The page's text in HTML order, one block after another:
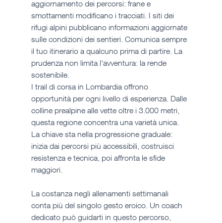
aggiornamento dei percorsi: frane e
smottamenti modificano i tracciati. I siti dei
rifugi alpini pubblicano informazioni aggiornate
sulle condizioni dei sentieri. Comunica sempre
il tuo itinerario a qualcuno prima di partire. La
prudenza non limita l'avventura: la rende
sostenibile.
I trail di corsa in Lombardia offrono
opportunità per ogni livello di esperienza. Dalle
colline prealpine alle vette oltre i 3.000 metri,
questa regione concentra una varietà unica.
La chiave sta nella progressione graduale:
inizia dai percorsi più accessibili, costruisci
resistenza e tecnica, poi affronta le sfide
maggiori.
La costanza negli allenamenti settimanali
conta più del singolo gesto eroico. Un coach
dedicato può guidarti in questo percorso,